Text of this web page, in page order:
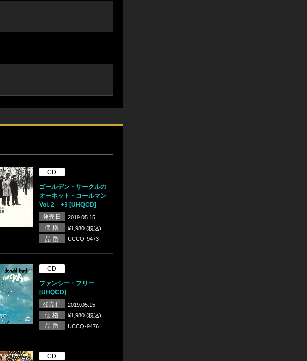
CD
ゴールデン・サークルの
オーネット・コールマン
Vol. 2 +3 [UHQCD]
発売日
2019.05.15
価 格 ¥1,980 (税込)
品 番 UCCQ-9473
CD
ファンシー・フリー
[UHQCD]
発売日
2019.05.15
価 格 ¥1,980 (税込)
品 番 UCCQ-9476
CD